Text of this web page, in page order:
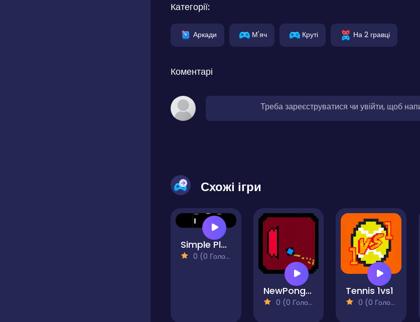
Категорії:
Аркади М'яч Круті На 2 гравці
Коментарі
Треба зареєструватися чи увійти, щоб
Схожі ігри
Simple Plus Classic Pong
0 (0 Голосів)
NewPong Multiplayer
0 (0 Голосів)
Tennis 1vs1
0 (0 Голосів)